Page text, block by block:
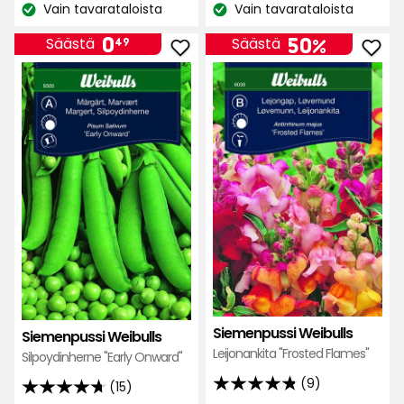
perusteella
0,99
€
Katso
saatavuus:
Vain tavarataloista
0,99
€
Katso
saatavuus:
Vain tavarataloista
Siemenpussi Weibulls
Silpoydinherne "Early Onward"
(15)
4.7
Säästä Hinta
049
0,49
€
Lisää
Siemenpussi
Weibulls
suosikkeihin
Siemenpussi Weibulls
Leijonankita "Frosted Flames"
(9)
4.8
Säästä 50%